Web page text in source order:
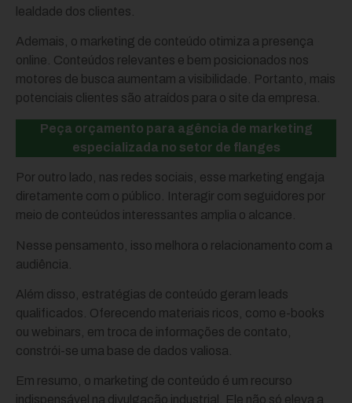
lealdade dos clientes.
Ademais, o marketing de conteúdo otimiza a presença
online. Conteúdos relevantes e bem posicionados nos
motores de busca aumentam a visibilidade. Portanto, mais
potenciais clientes são atraídos para o site da empresa.
Peça orçamento para agência de marketing
especializada no setor de flanges
Por outro lado, nas redes sociais, esse marketing engaja
diretamente com o público. Interagir com seguidores por
meio de conteúdos interessantes amplia o alcance.
Nesse pensamento, isso melhora o relacionamento com a
audiência.
Além disso, estratégias de conteúdo geram leads
qualificados. Oferecendo materiais ricos, como e-books
ou webinars, em troca de informações de contato,
constrói-se uma base de dados valiosa.
Em resumo, o marketing de conteúdo é um recurso
indispensável na divulgação industrial. Ele não só eleva a